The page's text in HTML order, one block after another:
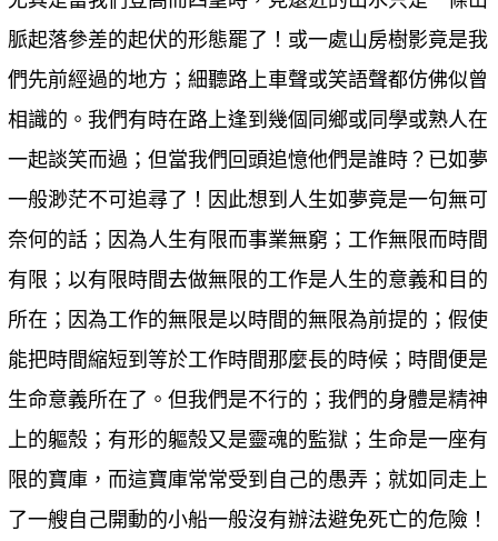
脈起落參差的起伏的形態罷了！或一處山房樹影竟是我
們先前經過的地方；細聽路上車聲或笑語聲都仿佛似曾
相識的。我們有時在路上逢到幾個同鄉或同學或熟人在
一起談笑而過；但當我們回頭追憶他們是誰時？已如夢
一般渺茫不可追尋了！因此想到人生如夢竟是一句無可
奈何的話；因為人生有限而事業無窮；工作無限而時間
有限；以有限時間去做無限的工作是人生的意義和目的
所在；因為工作的無限是以時間的無限為前提的；假使
能把時間縮短到等於工作時間那麼長的時候；時間便是
生命意義所在了。但我們是不行的；我們的身體是精神
上的軀殼；有形的軀殼又是靈魂的監獄；生命是一座有
限的寶庫，而這寶庫常常受到自己的愚弄；就如同走上
了一艘自己開動的小船一般沒有辦法避免死亡的危險！